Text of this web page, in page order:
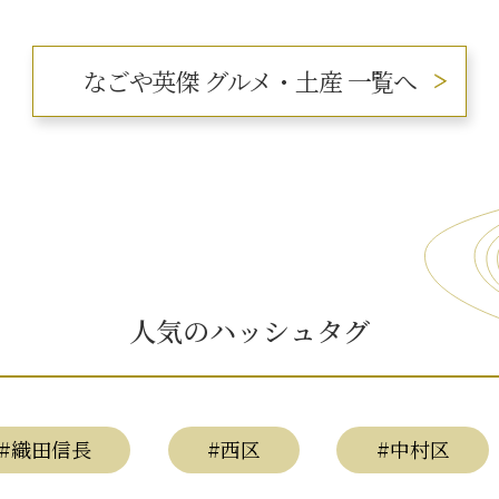
なごや英傑 グルメ・土産 一覧へ
人気のハッシュタグ
織田信長 #西区 #中村区